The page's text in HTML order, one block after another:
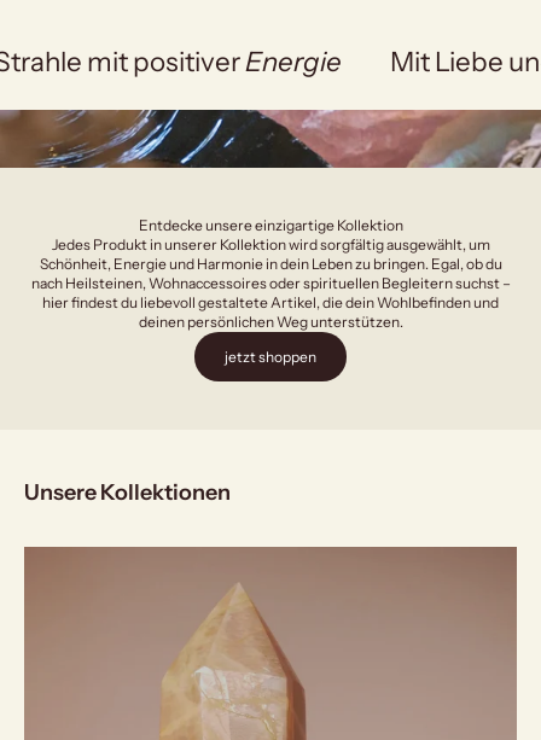
mit positiverEnergie Mit Liebe
Entdecke unsere einzigartige Kollektion
Jedes Produkt in unserer Kollektion wird sorgfältig ausgewählt, um
Schönheit, Energie und Harmonie in dein Leben zu bringen. Egal, ob du
nach Heilsteinen, Wohnaccessoires oder spirituellen Begleitern suchst –
hier findest du liebevoll gestaltete Artikel, die dein Wohlbefinden und
deinen persönlichen Weg unterstützen.
jetzt shoppen
Unsere Kollektionen